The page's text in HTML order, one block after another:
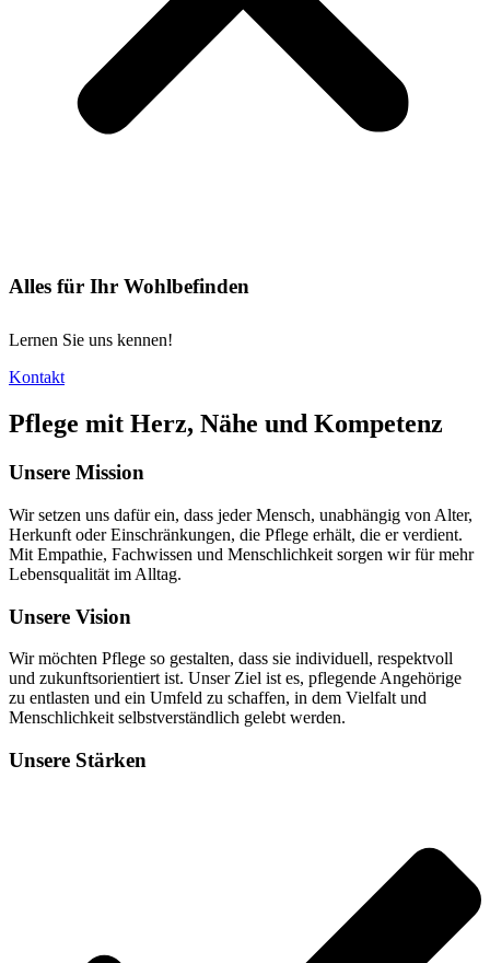
Alles für Ihr Wohlbefinden
Lernen Sie uns kennen!
Kontakt
Pflege mit Herz, Nähe und Kompetenz
Unsere Mission
Wir setzen uns dafür ein, dass jeder Mensch, unabhängig von Alter,
Herkunft oder Einschränkungen, die Pflege erhält, die er verdient.
Mit Empathie, Fachwissen und Menschlichkeit sorgen wir für mehr
Lebensqualität im Alltag.
Unsere Vision
Wir möchten Pflege so gestalten, dass sie individuell, respektvoll
und zukunftsorientiert ist. Unser Ziel ist es, pflegende Angehörige
zu entlasten und ein Umfeld zu schaffen, in dem Vielfalt und
Menschlichkeit selbstverständlich gelebt werden.
Unsere Stärken